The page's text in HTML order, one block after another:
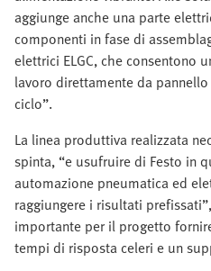
aggiunge anche una parte
componenti in fase di
elettrici ELGC, che consentono
lavoro direttamente da
ciclo”.
La linea produttiva realizzata
spinta, “e usufruire di Festo in
automazione pneumatica ed
raggiungere i risultati
importante per il progetto
tempi di risposta celeri e un